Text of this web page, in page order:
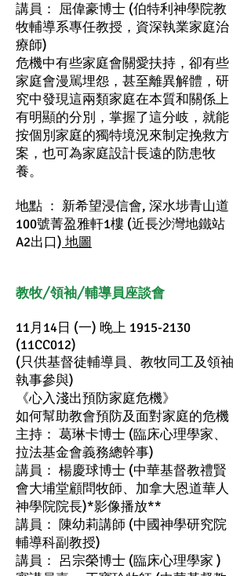
講員： 屈偉豪博士 (伯特利神學院教
牧輔導系專任教授，資深執業家庭治
療師)
危機中有些家庭會關愛扶持，卻有些
家庭會漫駡埋怨，甚至離異解體，研
究中發現這兩類家庭在本質和關係上
有明顯的分別，掌握了這分岐，就能
按個別家庭的獨特境況來制定挽救方
案，也可為家庭設計長遠的防患牧
養。
地點 ： 新希望浸信會, 深水埗青山道
100號菁盈雅軒1樓 (近長沙灣地鐵站
A2出口) 地圖
教牧/領袖/輔導員座談會
11月14日 (一) 晚上 1915-2130
(11CC012)
(只供基督徒輔導員、教牧同工及領袖
執事參與)
《心入淺出預防家庭危機》
如何幫助教會預防及面對家庭的危機
主持： 葛琳卡博士 (臨床心理學家、
拉法基金會義務總幹事)
講員： 楊慶球博士 (中華基督教禮賢
會大埔堂顧問牧師、加拿大恩道華人
神學院院長)*影像播放**
講員： 陳幼莉講師 (中國神學研究院
輔導科副教授)
講員： 呂宗榮博士 (臨床心理學家 )